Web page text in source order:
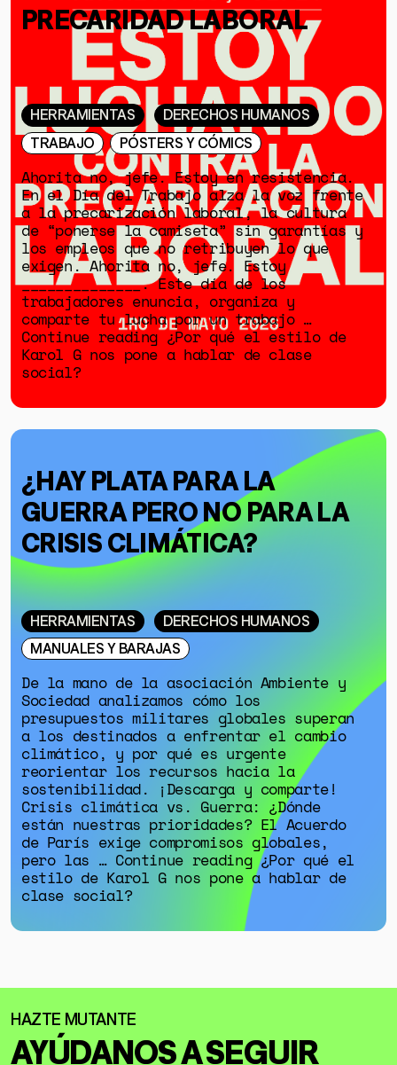
PRECARIDAD LABORAL
HERRAMIENTAS
DERECHOS HUMANOS
TRABAJO
PÓSTERS Y CÓMICS
Ahorita no, jefe. Estoy en resistencia.
En el Día del Trabajo alza la voz frente
a la precarización laboral, la cultura
de “ponerse la camiseta” sin garantías y
los empleos que no retribuyen lo que
exigen. Ahorita no, jefe. Estoy
______________. Este día de los
trabajadores enuncia, organiza y
comparte tu lucha por un trabajo …
Continue reading ¿Por qué el estilo de
Karol G nos pone a hablar de clase
social?
¿HAY PLATA PARA LA
GUERRA PERO NO PARA LA
CRISIS CLIMÁTICA?
HERRAMIENTAS
DERECHOS HUMANOS
MANUALES Y BARAJAS
De la mano de la asociación Ambiente y
Sociedad analizamos cómo los
presupuestos militares globales superan
a los destinados a enfrentar el cambio
climático, y por qué es urgente
reorientar los recursos hacia la
sostenibilidad. ¡Descarga y comparte!
Crisis climática vs. Guerra: ¿Dónde
están nuestras prioridades? El Acuerdo
de París exige compromisos globales,
pero las … Continue reading ¿Por qué el
estilo de Karol G nos pone a hablar de
clase social?
AYÚDANOS A SEGUIR